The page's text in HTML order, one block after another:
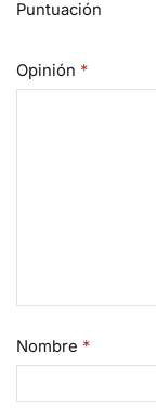
Puntuación
Opinión *
Nombre *